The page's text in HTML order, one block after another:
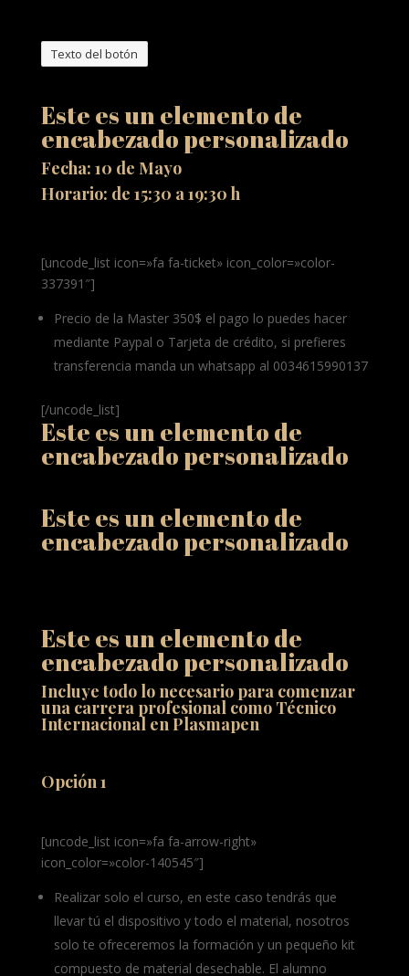
Texto del botón
Este es un elemento de
encabezado personalizado
Fecha: 10 de Mayo
Horario: de 15:30 a 19:30 h
[uncode_list icon=»fa fa-ticket» icon_color=»color-
337391″]
Precio de la Master 350$ el pago lo puedes hacer
mediante Paypal o Tarjeta de crédito, si prefieres
transferencia manda un whatsapp al 0034615990137
[/uncode_list]
Este es un elemento de
encabezado personalizado
Este es un elemento de
encabezado personalizado
Este es un elemento de
encabezado personalizado
Incluye todo lo necesario para comenzar
una carrera profesional como Técnico
Internacional en Plasmapen
Opción 1
[uncode_list icon=»fa fa-arrow-right»
icon_color=»color-140545″]
Realizar solo el curso, en este caso tendrás que
llevar tú el dispositivo y todo el material, nosotros
solo te ofreceremos la formación y un pequeño kit
compuesto de material desechable. El alumno